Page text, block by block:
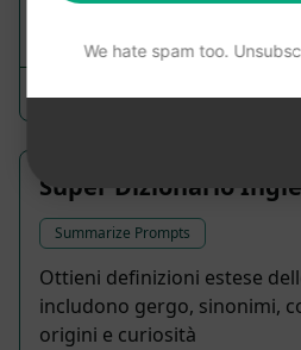
Gilberto Toxicsquall
Super Dizionario
Summarize Prompts
Ottieni definizioni estese
includono gergo, sinonimi,
origini e curiosità
We hate spam too.